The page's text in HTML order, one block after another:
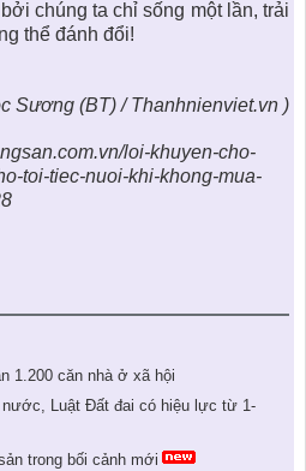
chúng ta chỉ sống một lần, trải
thể đánh đổi!
Sương (BT) / Thanhnienviet.vn )
loi-khuyen-cho-
toi-tiec-nuoi-khi-khong-mua-
1.200 căn nhà ở xã hội
nước, Luật Đất đai có hiệu lực từ 1-
trong bối cảnh mới